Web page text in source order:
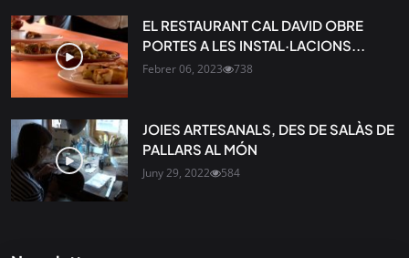
EL RESTAURANT CAL DAVID OBRE
PORTES A LES INSTAL·LACIONS...
Febrer 06, 2023 738
JOIES ARTESANALS, DES DE SALÀS DE
PALLARS AL MÓN
Juny 29, 2022 584